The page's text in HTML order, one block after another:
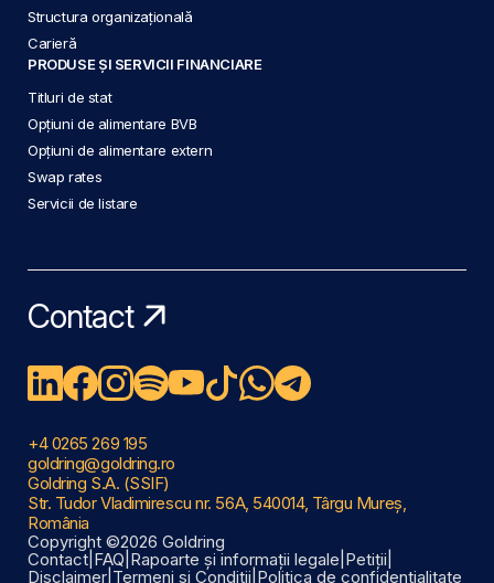
Structura organizațională
Carieră
PRODUSE ȘI SERVICII FINANCIARE
Titluri de stat
Opțiuni de alimentare BVB
Opțiuni de alimentare extern
Swap rates
Servicii de listare
Contact
+4 0265 269 195
goldring@goldring.ro
Goldring S.A. (SSIF)
Str. Tudor Vladimirescu nr. 56A, 540014, Târgu Mureș,
România
Copyright ©2026 Goldring
Contact FAQ Rapoarte și informații legale Petiții
Disclaimer Termeni și Condiții Politica de confidențialitate